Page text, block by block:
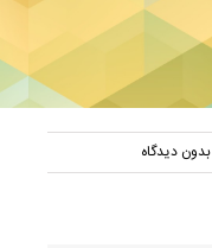
بدون دیدگاه